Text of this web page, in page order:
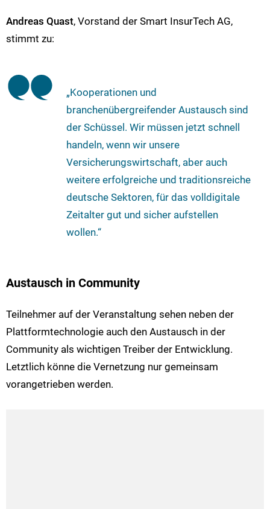
Andreas Quast, Vorstand der Smart InsurTech AG,
stimmt zu:
„Kooperationen und
branchenübergreifender Austausch sind
der Schüssel. Wir müssen jetzt schnell
handeln, wenn wir unsere
Versicherungswirtschaft, aber auch
weitere erfolgreiche und traditionsreiche
deutsche Sektoren, für das volldigitale
Zeitalter gut und sicher aufstellen
wollen.“
Austausch in Community
Teilnehmer auf der Veranstaltung sehen neben der
Plattformtechnologie auch den Austausch in der
Community als wichtigen Treiber der Entwicklung.
Letztlich könne die Vernetzung nur gemeinsam
vorangetrieben werden.